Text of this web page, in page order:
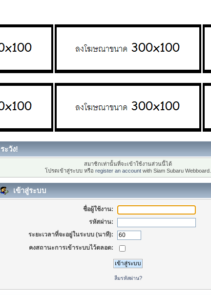
ระวัง!
สมาชิกเท่านั้นที่จะเข้าใช้งานส่วนนี้ได้
โปรดเข้าสู่ระบบ หรือ register an account with Siam Subaru Webboard.
เข้าสู่ระบบ
ชื่อผู้ใช้งาน:
รหัสผ่าน:
ระยะเวลาที่จะอยู่ในระบบ (นาที):
คงสถานะการเข้าระบบไว้ตลอด:
ลืมรหัสผ่าน?